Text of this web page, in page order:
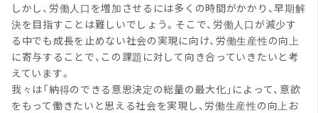
しかし、労働人口を増加させるには多くの時間がかかり、早期解
決を目指すことは難しいでしょう。そこで、労働人口が減少す
る中でも成長を止めない社会の実現に向け、労働生産性の向上
に寄与することで、この課題に対して向き合っていきたいと考
えています。
我々は「納得のできる意思決定の総量の最大化」によって、意欲
をもって働きたいと思える社会を実現し、労働生産性の向上お